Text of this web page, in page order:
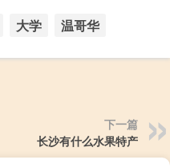
大学 温哥华
下一篇
长沙有什么水果特产